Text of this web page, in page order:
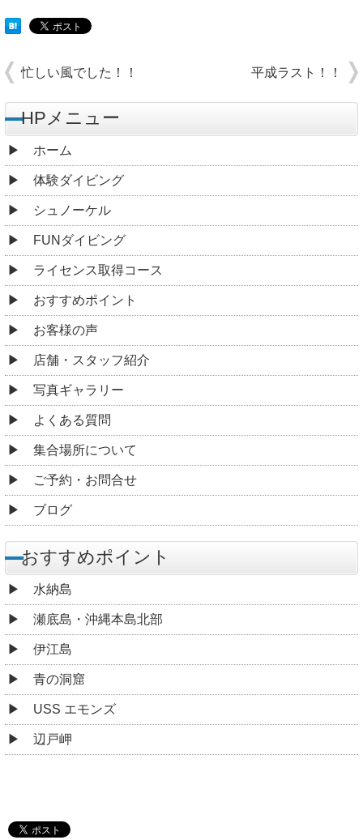
忙しい風でした！！ 平成ラスト！！
HPメニュー
ホーム
体験ダイビング
シュノーケル
FUNダイビング
ライセンス取得コース
おすすめポイント
お客様の声
店舗・スタッフ紹介
写真ギャラリー
よくある質問
集合場所について
ご予約・お問合せ
ブログ
おすすめポイント
水納島
瀬底島・沖縄本島北部
伊江島
青の洞窟
USS エモンズ
辺戸岬